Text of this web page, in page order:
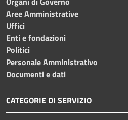
Aree Amministrative
Uffici
Enti e fondazioni
Politici
Personale Amministrativo
Documenti e dati
CATEGORIE DI SERVIZIO